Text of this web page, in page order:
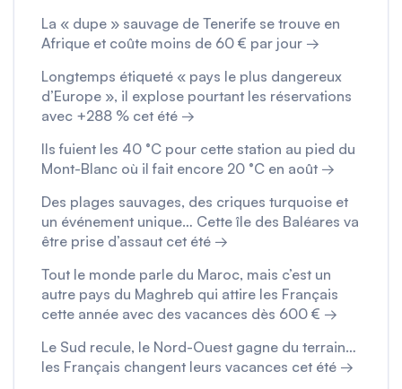
La « dupe » sauvage de Tenerife se trouve en
Afrique et coûte moins de 60 € par jour →
Longtemps étiqueté « pays le plus dangereux
d’Europe », il explose pourtant les réservations
avec +288 % cet été →
Ils fuient les 40 °C pour cette station au pied du
Mont-Blanc où il fait encore 20 °C en août →
Des plages sauvages, des criques turquoise et
un événement unique… Cette île des Baléares va
être prise d’assaut cet été →
Tout le monde parle du Maroc, mais c’est un
autre pays du Maghreb qui attire les Français
cette année avec des vacances dès 600 € →
Le Sud recule, le Nord-Ouest gagne du terrain…
les Français changent leurs vacances cet été →